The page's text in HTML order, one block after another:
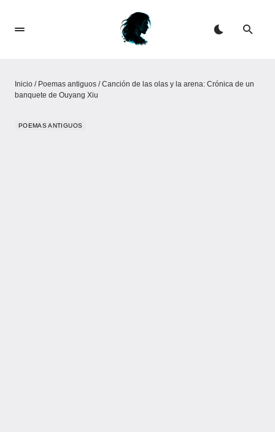
Inicio / Poemas antiguos /Canción de las olas y la arena: Crónica de un
banquete de Ouyang Xiu
POEMAS ANTIGUOS